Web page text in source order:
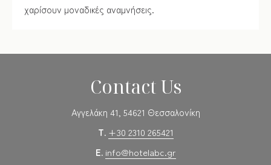
χαρίσουν μοναδικές αναμνήσεις.
Contact Us
Αγγελάκη 41, 54621 Θεσσαλονίκη
T. +30 2310 265421
E. info@hotelabc.gr